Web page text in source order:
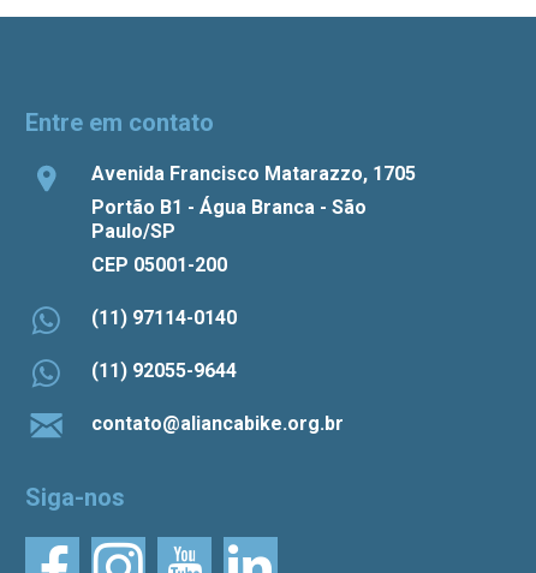
Entre em contato
Avenida Francisco Matarazzo, 1705
Portão B1 - Água Branca - São
Paulo/SP
CEP 05001-200
(11) 97114-0140
(11) 92055-9644
contato@aliancabike.org.br
Siga-nos